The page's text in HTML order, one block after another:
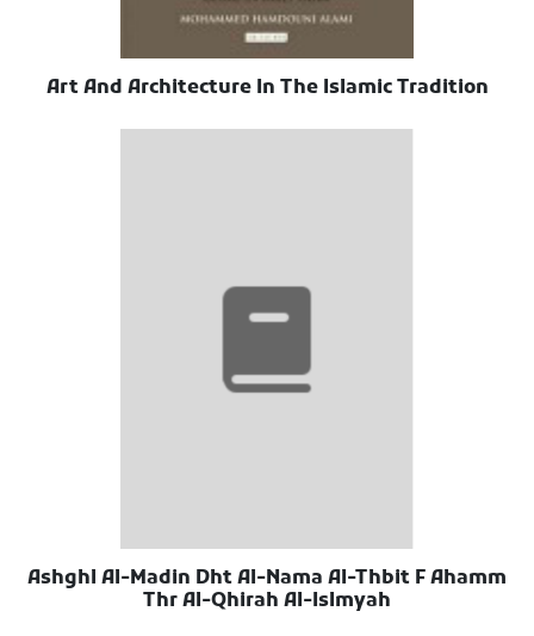
Art And Architecture In The Islamic Tradition
Ashghl Al-Madin Dht Al-Nama Al-Thbit F Ahamm
Thr Al-Qhirah Al-Islmyah